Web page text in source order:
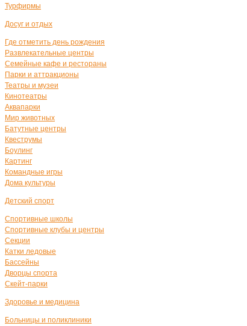
Турфирмы
Досуг и отдых
Где отметить день рождения
Развлекательные центры
Семейные кафе и рестораны
Парки и аттракционы
Театры и музеи
Кинотеатры
Аквапарки
Мир животных
Батутные центры
Квеструмы
Боулинг
Картинг
Командные игры
Дома культуры
Детский спорт
Спортивные школы
Спортивные клубы и центры
Секции
Катки ледовые
Бассейны
Дворцы спорта
Скейт-парки
Здоровье и медицина
Больницы и поликлиники